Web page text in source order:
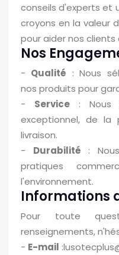
conseils d'experts et
croyons en la valeur
pour aider nos
Nos
- Qualité : Nous
nos produits pour
- Service: Nous
exceptionnel, de la
livraison.
- Durabilité :
pratiques
l'environnement.
Informations
Pour toute
renseignements,
- E-mail